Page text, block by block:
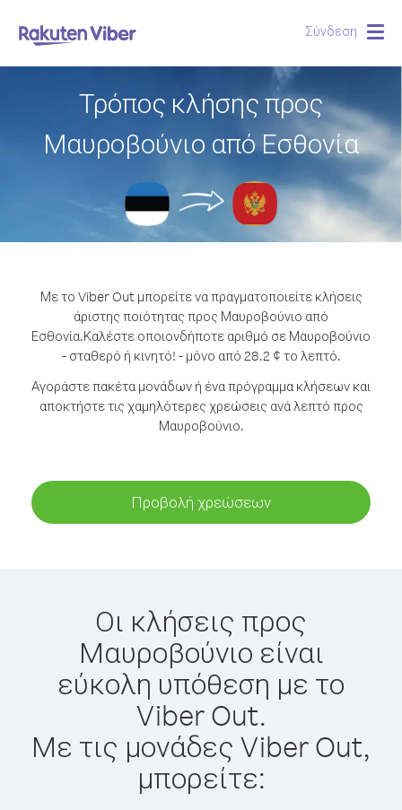
Σύνδεση
Τρόπος κλήσης προς
Μαυροβούνιο από Εσθονία
Με το Viber Out μπορείτε να πραγματοποιείτε κλήσεις
άριστης ποιότητας προς Μαυροβούνιο από
Εσθονία.Καλέστε οποιονδήποτε αριθμό σε Μαυροβούνιο
- σταθερό ή κινητό! - μόνο από 28.2 ¢ το λεπτό.
Αγοράστε πακέτα μονάδων ή ένα πρόγραμμα κλήσεων και
αποκτήστε τις χαμηλότερες χρεώσεις ανά λεπτό προς
Μαυροβούνιο.
Προβολή χρεώσεων
Οι κλήσεις προς
Μαυροβούνιο είναι
εύκολη υπόθεση με το
Viber Out.
Με τις μονάδες Viber Out,
μπορείτε: